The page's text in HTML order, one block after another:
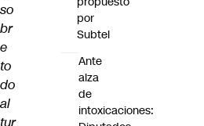
so
br
e
to
do
al
tur
por
Subtel
Ante
alza
de
intoxicaciones: